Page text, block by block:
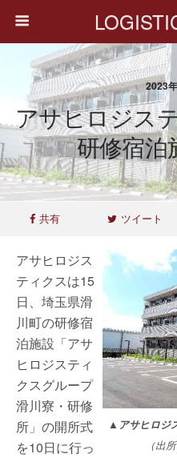
2023
アサヒロジス
研修宿泊
共有 ツイート
▲アサヒロジ
（出
アサヒロジス
ティクスは15
日、埼玉県滑
川町の研修宿
泊施設「アサ
ヒロジスティ
クスグループ
滑川寮・研修
所」の開所式
を10日に行っ